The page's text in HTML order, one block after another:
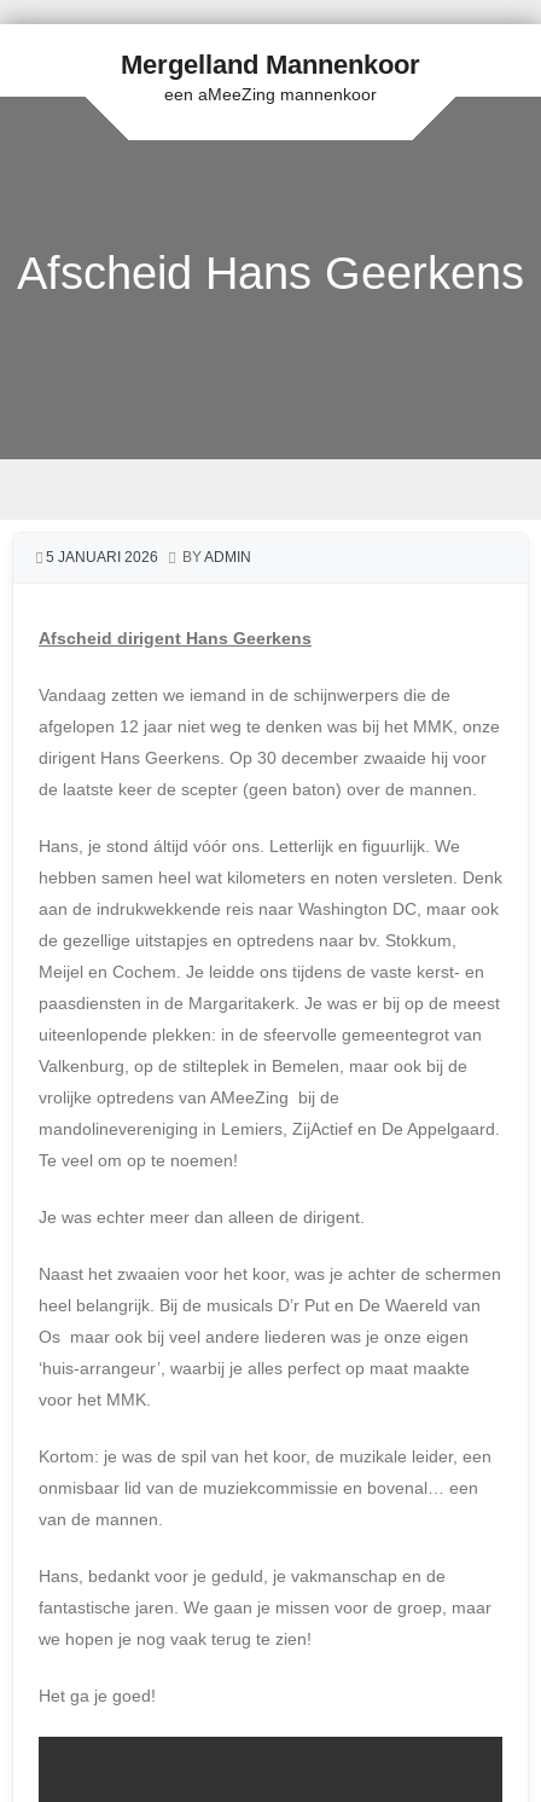
Mergelland Mannenkoor
een aMeeZing mannenkoor
Afscheid Hans Geerkens
5 JANUARI 2026 BYADMIN
Afscheid dirigent Hans Geerkens
Vandaag zetten we iemand in de schijnwerpers die de
afgelopen 12 jaar niet weg te denken was bij het MMK, onze
dirigent Hans Geerkens. Op 30 december zwaaide hij voor
de laatste keer de scepter (geen baton) over de mannen.
Hans, je stond áltijd vóór ons. Letterlijk en figuurlijk. We
hebben samen heel wat kilometers en noten versleten. Denk
aan de indrukwekkende reis naar Washington DC, maar ook
de gezellige uitstapjes en optredens naar bv. Stokkum,
Meijel en Cochem. Je leidde ons tijdens de vaste kerst- en
paasdiensten in de Margaritakerk. Je was er bij op de meest
uiteenlopende plekken: in de sfeervolle gemeentegrot van
Valkenburg, op de stilteplek in Bemelen, maar ook bij de
vrolijke optredens van AMeeZing bij de
mandolinevereniging in Lemiers, ZijActief en De Appelgaard.
Te veel om op te noemen!
Je was echter meer dan alleen de dirigent.
Naast het zwaaien voor het koor, was je achter de schermen
heel belangrijk. Bij de musicals D’r Put en De Waereld van
Os maar ook bij veel andere liederen was je onze eigen
‘huis-arrangeur’, waarbij je alles perfect op maat maakte
voor het MMK.
Kortom: je was de spil van het koor, de muzikale leider, een
onmisbaar lid van de muziekcommissie en bovenal… een
van de mannen.
Hans, bedankt voor je geduld, je vakmanschap en de
fantastische jaren. We gaan je missen voor de groep, maar
we hopen je nog vaak terug te zien!
Het ga je goed!